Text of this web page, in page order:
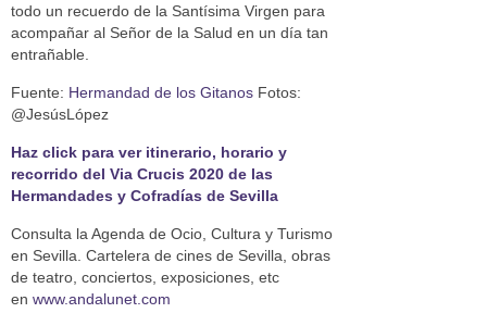
todo un recuerdo de la Santísima Virgen para
acompañar al Señor de la Salud en un día tan
entrañable.
Fuente: Hermandad de los Gitanos Fotos:
@JesúsLópez
Haz click para ver itinerario, horario y
recorrido del Via Crucis 2020 de las
Hermandades y Cofradías de Sevilla
Consulta la Agenda de Ocio, Cultura y Turismo
en Sevilla. Cartelera de cines de Sevilla, obras
de teatro, conciertos, exposiciones, etc
en www.andalunet.com